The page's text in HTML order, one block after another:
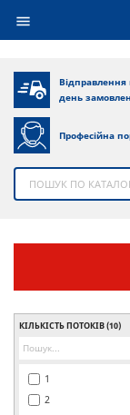

Відправлення
день
Професійна
КІЛЬКІСТЬ ПОТОКІВ(10)
1
2